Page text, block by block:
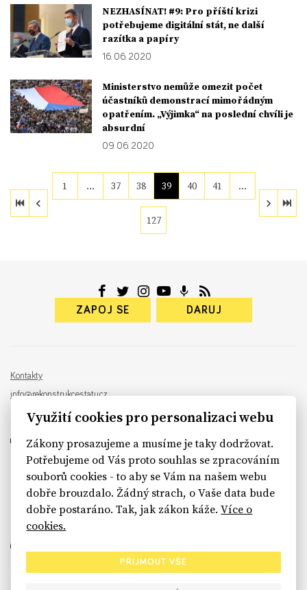
NEZHASÍNAT! #9: Pro příští krizi
potřebujeme digitální stát, ne další
razítka a papíry
16. 06. 2020
Ministerstvo nemůže omezit počet
účastníků demonstrací mimořádným
opatřením. „Výjimka“ na poslední chvíli je
absurdní
09. 06. 2020
1 … 37 38 39 40 41 …
127
ZAPOJ SE DARUJ
Kontakty
info@rekonstrukcestatu.cz
Návrh a vývoj: Sinfin , ilustrace:
sinfin.digital
Využití cookies pro personalizaci webu
Zákony prosazujeme a musíme je taky dodržovat.
Potřebujeme od Vás proto souhlas se zpracováním
souborů cookies - to aby se Vám na našem webu
dobře brouzdalo. Žádný strach, o Vaše data bude
dobře postaráno. Tak, jak zákon káže.Více o
cookies.
PŘIJMOUT VŠE